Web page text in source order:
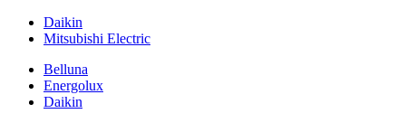
Daikin
Mitsubishi Electric
Belluna
Energolux
Daikin